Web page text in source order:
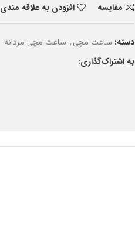
مقایسه
افزودن به علاقه مندی
دسته: ساعت مچی, ساعت مچی مردانه
به اشتراک‌گذاری: